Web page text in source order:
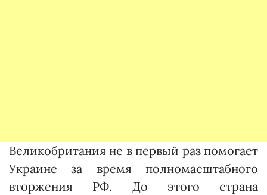
Великобритания не в первый раз помогает
Украине за время полномасштабного
вторжения РФ. До этого страна